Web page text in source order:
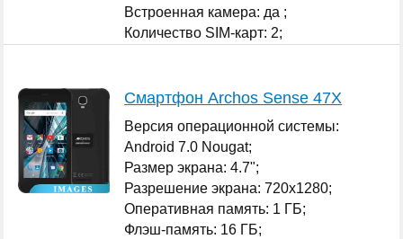
Встроенная камера: да ;
Количество SIM-карт: 2;
Смартфон Archos Sense 47X
Версия операционной системы:
Android 7.0 Nougat;
Размер экрана: 4.7";
Разрешение экрана: 720x1280;
Оперативная память: 1 ГБ;
Флэш-память: 16 ГБ;